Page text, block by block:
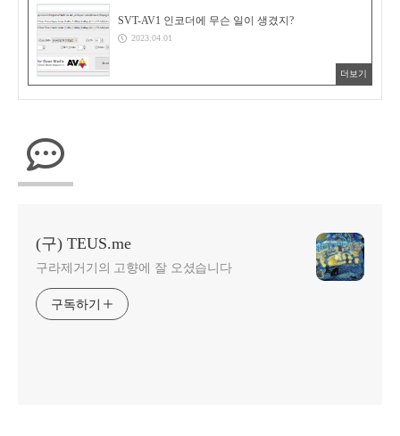
SVT-AV1 인코더에 무슨 일이 생겼지?
2023.04.01
더보기
(구) TEUS.me
구라제거기의 고향에 잘 오셨습니다
구독하기